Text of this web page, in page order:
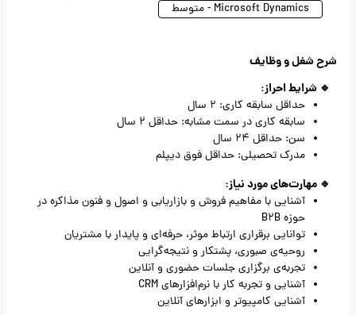
Microsoft Dynamics - متوسط
شرح شغل و وظایف
🔹 شرایط احراز:
حداقل سابقه کاری: 2 سال
سابقه کاری در سمت مشابه: حداقل 2 سال
سن: حداقل 24 سال
مدرک تحصیلی: حداقل فوق دیپلم
🔹 مهارت‌های مورد نیاز:
آشنایی با مفاهیم فروش و بازاریابی و اصول و فنون مذاکره در
حوزه B2B
توانایی برقراری ارتباط موثر، حرفه‌ای و پایدار با مشتریان
روحیه‌ی صبوری، پشتکار و نتیجه‌گرایی
تجربه‌ی برگزاری جلسات حضوری و آنلاین
آشنایی و تجربه کار با نرم‌افزارهای CRM
آشنایی کامپیوتر و ابزارهای آنلاین